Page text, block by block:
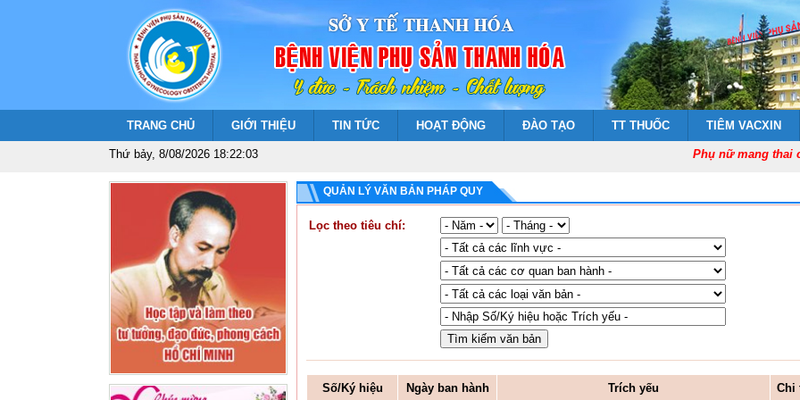
TRANG CHỦ GIỚI THIỆU TIN TỨC HOẠT ĐỘNG ĐÀO TẠO TT THUỐC TIÊM VACXIN
Thứ bảy, 8/08/2026 18:22:03 Phụ nữ mang thai
QUẢN LÝ VĂN BẢN PHÁP QUY
Lọc theo tiêu chí:
Số/Ký hiệu Ngày ban hành Trích yếu Chi